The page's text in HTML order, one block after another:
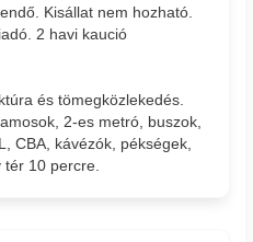
Kisállat nem hozható.
2 havi kaució
és tömegközlekedés.
2-es metró, buszok,
CBA, kávézók, pékségek,
10 percre.